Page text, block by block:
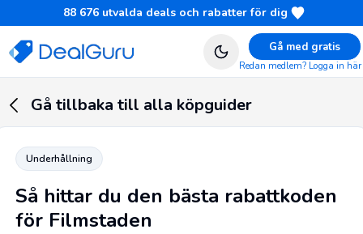
88 676 utvalda deals och rabatter för dig
Gå med gratis
Redan medlem? Logga in här
Gå tillbaka till alla köpguider
Underhållning
Så hittar du den bästa rabattkoden
för Filmstaden